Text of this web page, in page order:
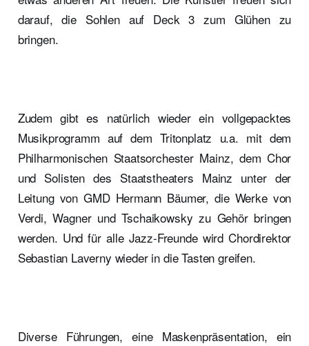
darauf, die Sohlen auf Deck 3 zum Glühen zu
bringen.
Zudem gibt es natürlich wieder ein vollgepacktes
Musikprogramm auf dem Tritonplatz u.a. mit dem
Philharmonischen Staatsorchester Mainz, dem Chor
und Solisten des Staatstheaters Mainz unter der
Leitung von GMD Hermann Bäumer, die Werke von
Verdi, Wagner und Tschaikowsky zu Gehör bringen
werden. Und für alle Jazz-Freunde wird Chordirektor
Sebastian Laverny wieder in die Tasten greifen.
Diverse Führungen, eine Maskenpräsentation, ein